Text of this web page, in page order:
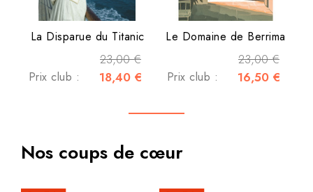
La Disparue du Titanic
23,00 €
Prix club : 18,40 €
Le Domaine de Berrima
23,00 €
Prix club : 16,50 €
Nos coups de cœur